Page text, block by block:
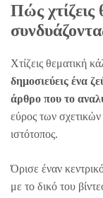
Πώς
Χτίζεις θεματική
δημοσιεύεις ένα
άρθρο που το
εύρος των
ιστότοπος.
Όρισε έναν
με το δικό του